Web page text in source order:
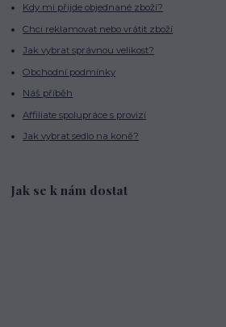
Kdy mi přijde objednané zboží?
Chci reklamovat nebo vrátit zboží
Jak vybrat správnou velikost?
Obchodní podmínky
Náš příběh
Affiliate spolupráce s provizí
Jak vybrat sedlo na koně?
Jak se k nám dostat